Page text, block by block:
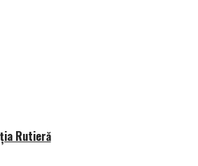
Rutieră